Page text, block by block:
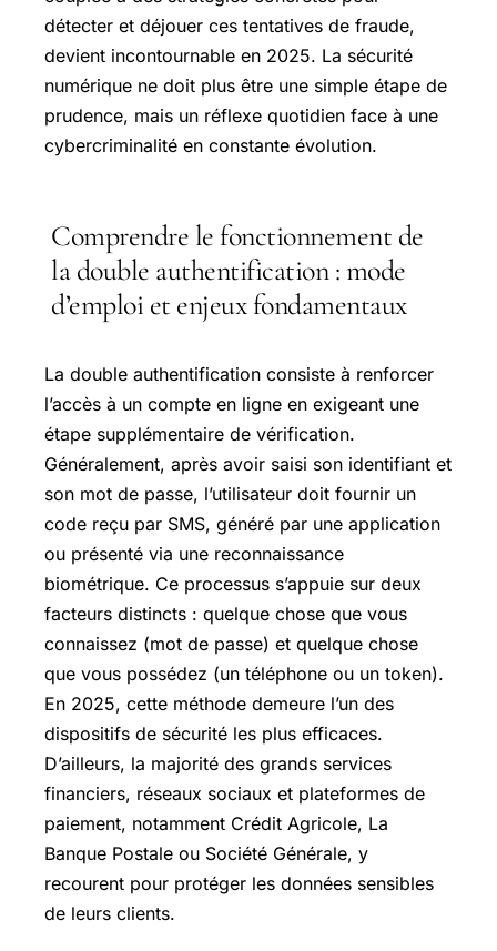
détecter et déjouer ces tentatives de fraude,
devient incontournable en 2025. La sécurité
numérique ne doit plus être une simple étape de
prudence, mais un réflexe quotidien face à une
cybercriminalité en constante évolution.
Comprendre le fonctionnement de
la double authentification : mode
d’emploi et enjeux fondamentaux
La double authentification consiste à renforcer
l’accès à un compte en ligne en exigeant une
étape supplémentaire de vérification.
Généralement, après avoir saisi son identifiant et
son mot de passe, l’utilisateur doit fournir un
code reçu par SMS, généré par une application
ou présenté via une reconnaissance
biométrique. Ce processus s’appuie sur deux
facteurs distincts : quelque chose que vous
connaissez (mot de passe) et quelque chose
que vous possédez (un téléphone ou un token).
En 2025, cette méthode demeure l’un des
dispositifs de sécurité les plus efficaces.
D’ailleurs, la majorité des grands services
financiers, réseaux sociaux et plateformes de
paiement, notamment Crédit Agricole, La
Banque Postale ou Société Générale, y
recourent pour protéger les données sensibles
de leurs clients.